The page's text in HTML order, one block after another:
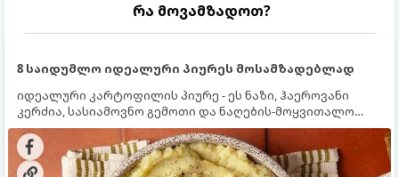
რა მოვამზადოთ?
8 საიდუმლო იდეალური პიურეს მოსამზადებლად
იდეალური კარტოფილის პიურე - ეს ნაზი, ჰაეროვანი
კერძია, სასიამოვნო გემოთი და ნაღების-მოყვითალო
ფერით. მისი მომზადება ძალიან მარტივია, მაგრამ
არსებობს რამდენიმე საიდუმლო, რომლებიც უნდა
იცოდეთ, რომ პიურე იდეალურად გემრიელი გამოვიდეს.